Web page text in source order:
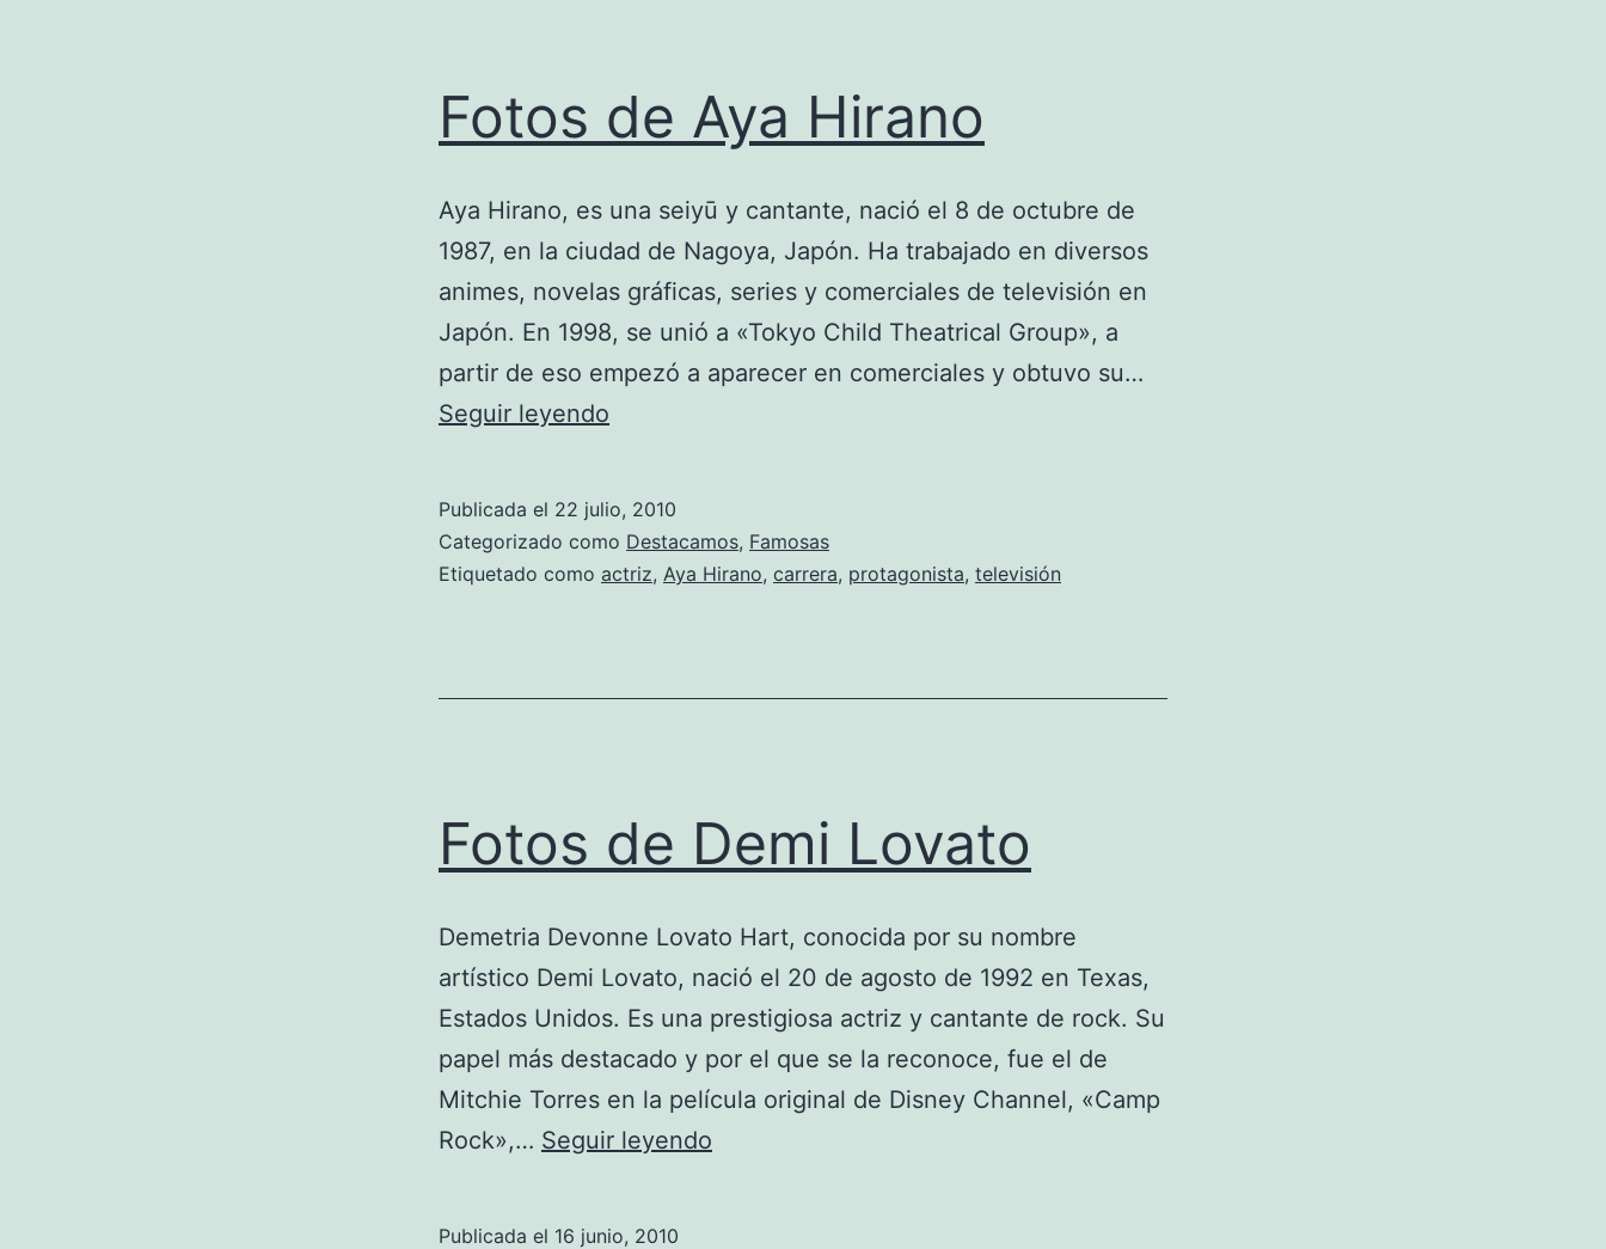
Fotos de Aya Hirano
Aya Hirano, es una seiyū y cantante, nació el 8 de octubre de
1987, en la ciudad de Nagoya, Japón. Ha trabajado en diversos
animes, novelas gráficas, series y comerciales de televisión en
Japón. En 1998, se unió a «Tokyo Child Theatrical Group», a
partir de eso empezó a aparecer en comerciales y obtuvo su…
Seguir leyendo
Hirano
Publicada el 22 julio, 2010
Categorizado como Destacamos, Famosas
Etiquetado como actriz, Aya Hirano, carrera, protagonista, televisión
Fotos de Demi Lovato
Demetria Devonne Lovato Hart, conocida por su nombre
artístico Demi Lovato, nació el 20 de agosto de 1992 en Texas,
Estados Unidos. Es una prestigiosa actriz y cantante de rock. Su
papel más destacado y por el que se la reconoce, fue el de
Mitchie Torres en la película original de Disney Channel, «Camp
Rock»,… Seguir leyendo
Publicada el 16 junio, 2010